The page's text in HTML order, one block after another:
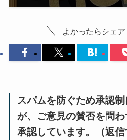
よかったらシェア
スパムを防ぐため承認
が、ご意見の賛否を問
承認しています。（返